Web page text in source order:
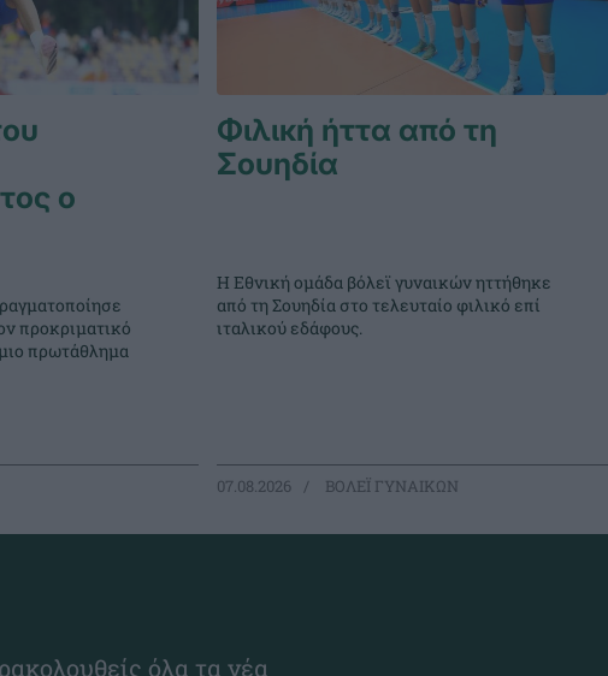
ο
προκριματικό
πρωτάθλημα
Φιλική ήττα από τη
Σουηδία
Η Εθνική ομάδα βόλεϊ γυναικών ηττήθηκε
από τη Σουηδία στο τελευταίο φιλικό επί
ιταλικού εδάφους.
07.08.2026 ΒΟΛΕΪ ΓΥΝΑΙΚΩΝ
όλα τα νέα